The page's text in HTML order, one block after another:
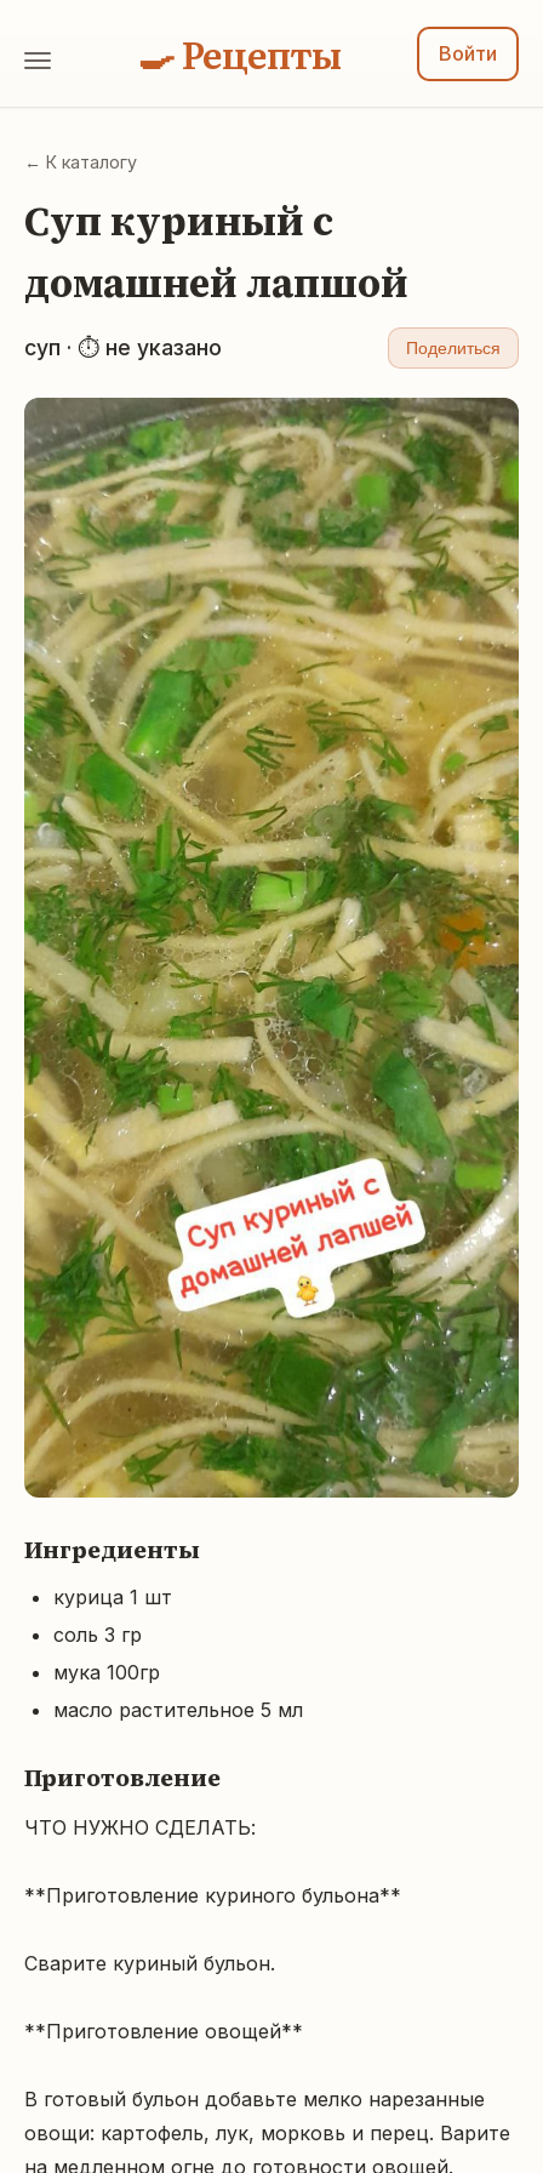
🍳 Рецепты Войти
← К каталогу
Суп куриный с
домашней лапшой
суп · ⏱ не указано Поделиться
Ингредиенты
курица 1 шт
соль 3 гр
мука 100гр
масло растительное 5 мл
Приготовление
ЧТО НУЖНО СДЕЛАТЬ:
**Приготовление куриного бульона**
Сварите куриный бульон.
**Приготовление овощей**
В готовый бульон добавьте мелко нарезанные
овощи: картофель, лук, морковь и перец. Варите
на медленном огне до готовности овощей.